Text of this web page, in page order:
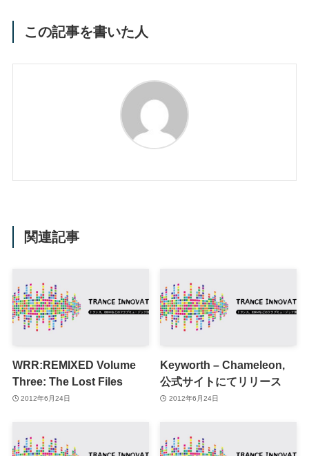
この記事を書いた人
関連記事
WRR:REMIXED Volume
Three: The Lost Files
2012年6月24日
Keyworth – Chameleon,
公式サイトにてリリース
2012年6月24日